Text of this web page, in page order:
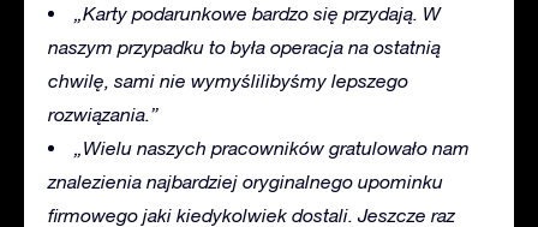
„Karty podarunkowe bardzo się przydają. W
naszym przypadku to była operacja na ostatnią
chwilę, sami nie wymyślilibyśmy lepszego
rozwiązania.”
„Wielu naszych pracowników gratulowało nam
znalezienia najbardziej oryginalnego upominku
firmowego jaki kiedykolwiek dostali. Jeszcze raz